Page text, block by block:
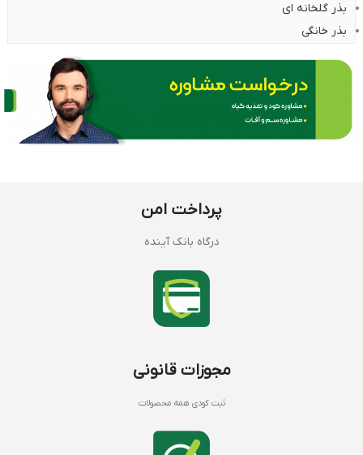
بذر گلخانه ای
بذر خانگی
پرداخت امن
درگاه بانک آینده
مجوزات قانونی
ثبت کودی همه محصولات